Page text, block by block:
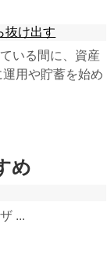
抜け出す
いる間に、資産
用や貯蓄を始め
め
...